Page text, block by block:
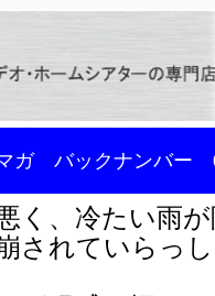
ガ バックナンバー
く、冷たい雨
されていらっ